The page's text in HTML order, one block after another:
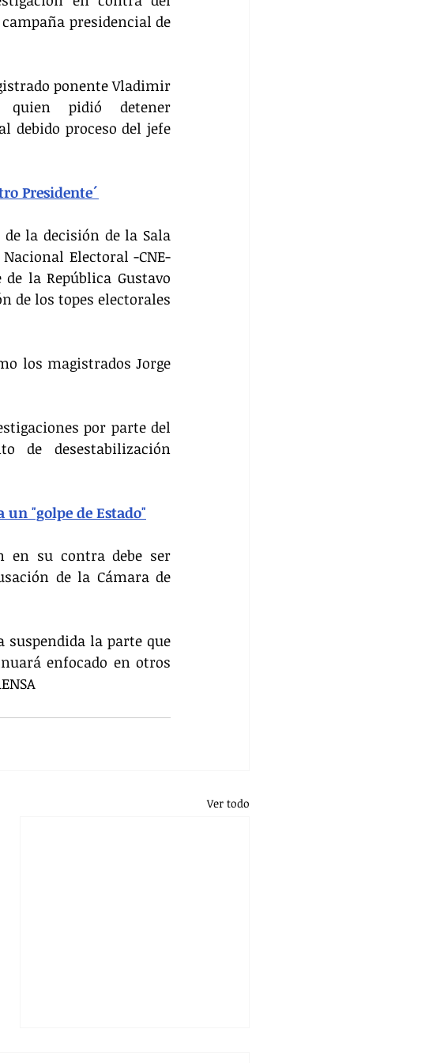
presidencial de
ponente Vladimir
quien pidió detener
debido proceso del jefe
Presidente´
la decisión de la Sala
Electoral -CNE-
la República Gustavo
de los topes electorales
los magistrados Jorge
por parte del
de desestabilización
un "golpe de Estado"
en su contra debe ser
de la Cámara de
suspendida la parte que
enfocado en otros
Ver todo